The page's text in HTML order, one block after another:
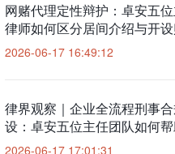
网赌代理定性辩护：卓安五
律师如何区分居间介绍与开
犯
2026-06-17 16:49:12
律界观察｜企业全流程刑事
设：卓安五位主任团队如何
企业降低刑事立案风险
2026-06-17 17:01:31